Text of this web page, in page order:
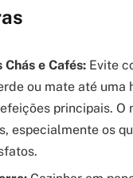
e Cafés: Evite
ou mate até uma
principais. O
especialmente os